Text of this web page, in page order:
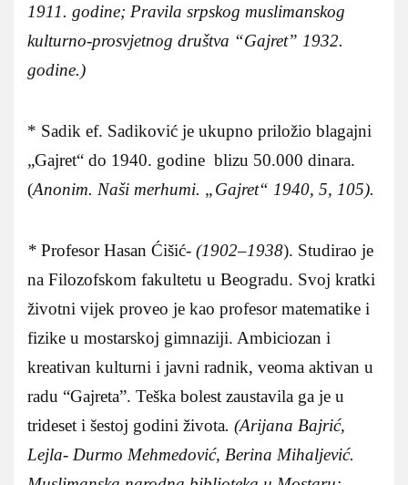
1911. godine; Pravila srpskog muslimanskog
kulturno-prosvjetnog društva “Gajret” 1932.
godine.)
* Sadik ef. Sadiković je ukupno priložio blagajni
„Gajret“ do 1940. godine blizu 50.000 dinara.
(Anonim. Naši merhumi. „Gajret“ 1940, 5, 105).
* Profesor Hasan Ćišić- (1902–1938). Studirao je
na Filozofskom fakultetu u Beogradu. Svoj kratki
životni vijek proveo je kao profesor matematike i
fizike u mostarskoj gimnaziji. Ambiciozan i
kreativan kulturni i javni radnik, veoma aktivan u
radu “Gajreta”. Teška bolest zaustavila ga je u
trideset i šestoj godini života. (Arijana Bajrić,
Lejla- Durmo Mehmedović, Berina Mihaljević.